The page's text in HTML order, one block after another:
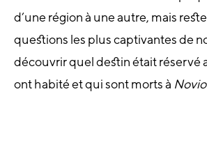
d’une région à une autre, mais
questions les plus captivantes de
découvrir quel destin était réservé
ont habité et qui sont morts à